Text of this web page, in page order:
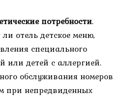
потребности.
отель детское меню,
специального
детей с аллергией.
обслуживания номеров
при непредвиденных